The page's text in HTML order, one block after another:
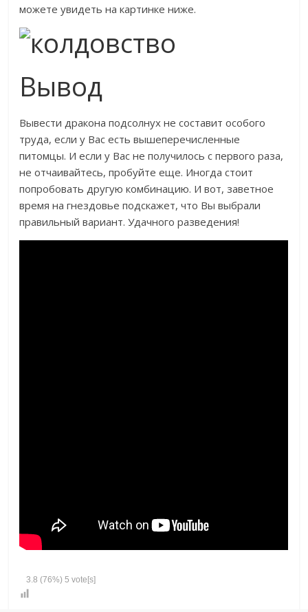
можете увидеть на картинке ниже.
Вывод
Вывести дракона подсолнух не составит особого
труда, если у Вас есть вышеперечисленные
питомцы. И если у Вас не получилось с первого раза,
не отчаивайтесь, пробуйте еще. Иногда стоит
попробовать другую комбинацию. И вот, заветное
время на гнездовье подскажет, что Вы выбрали
правильный вариант. Удачного разведения!
3.8 (76%) 5 vote[s]